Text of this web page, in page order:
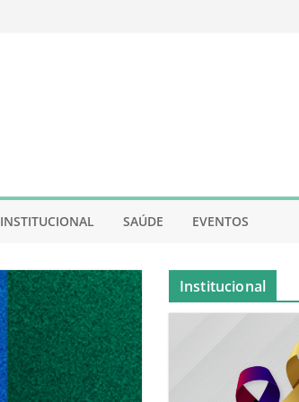
INSTITUCIONAL SAÚDE EVENTOS
Institucional